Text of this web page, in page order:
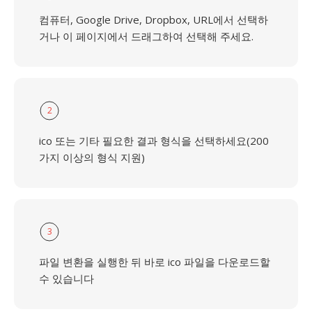
컴퓨터, Google Drive, Dropbox, URL에서 선택하
거나 이 페이지에서 드래그하여 선택해 주세요.
2
ico 또는 기타 필요한 결과 형식을 선택하세요(200
가지 이상의 형식 지원)
3
파일 변환을 실행한 뒤 바로 ico 파일을 다운로드할
수 있습니다